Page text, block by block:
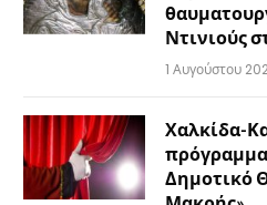
Ντινιούς
1 Αυγούστου
Χαλκίδα-
Δημοτικό